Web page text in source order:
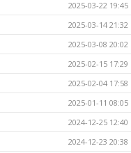
2025-03-22 19:45
2025-03-14 21:32
2025-03-08 20:02
2025-02-15 17:29
2025-02-04 17:58
2025-01-11 08:05
2024-12-25 12:40
2024-12-23 20:38